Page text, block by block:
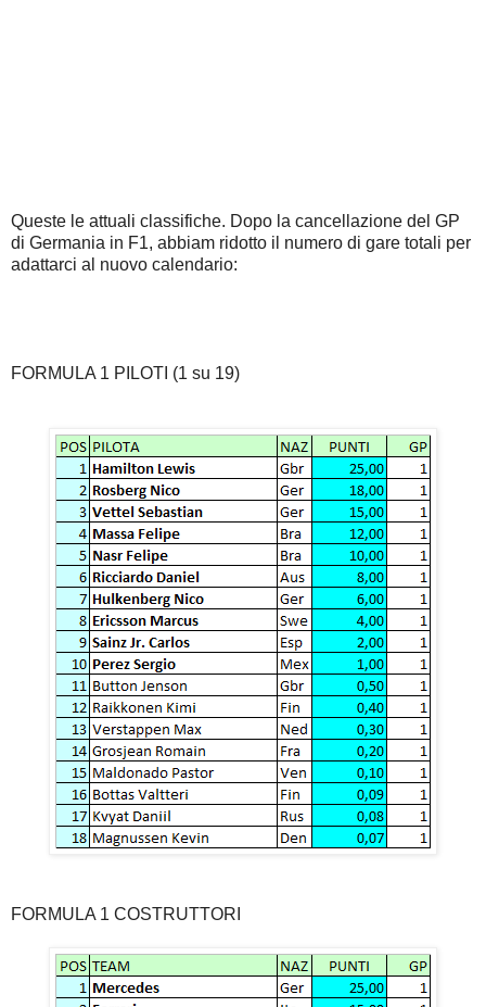
Queste le attuali classifiche. Dopo la cancellazione del GP
di Germania in F1, abbiam ridotto il numero di gare totali per
adattarci al nuovo calendario:
FORMULA 1 PILOTI (1 su 19)
FORMULA 1 COSTRUTTORI